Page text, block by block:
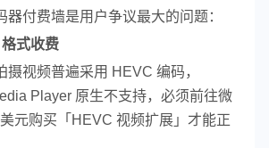
器付费墙是用户争议最大的问题：
式收费
摄视频普遍采用 HEVC 编码，
Player 原生不支持，必须前往微
元购买「HEVC 视频扩展」才能正